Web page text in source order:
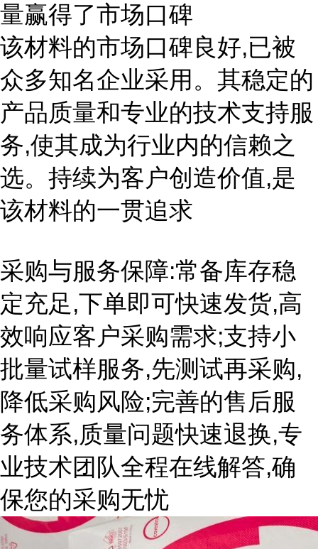
量赢得了市场口碑
该材料的市场口碑良好,已被
众多知名企业采用。其稳定的
产品质量和专业的技术支持服
务,使其成为行业内的信赖之
选。持续为客户创造价值,是
该材料的一贯追求
采购与服务保障:常备库存稳
定充足,下单即可快速发货,高
效响应客户采购需求;支持小
批量试样服务,先测试再采购,
降低采购风险;完善的售后服
务体系,质量问题快速退换,专
业技术团队全程在线解答,确
保您的采购无忧